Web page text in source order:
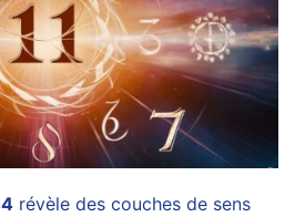
révèle des couches de sens